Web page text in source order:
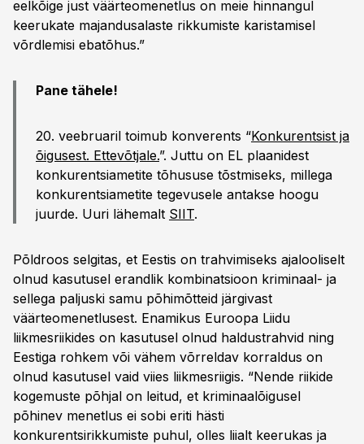
eelkõige just väärteomenetlus on meie hinnangul
keerukate majandusalaste rikkumiste karistamisel
võrdlemisi ebatõhus.”
Pane tähele!
20. veebruaril toimub konverents “Konkurentsist ja
õigusest. Ettevõtjale.”. Juttu on EL plaanidest
konkurentsiametite tõhususe tõstmiseks, millega
konkurentsiametite tegevusele antakse hoogu
juurde. Uuri lähemalt SIIT.
Põldroos selgitas, et Eestis on trahvimiseks ajalooliselt
olnud kasutusel erandlik kombinatsioon kriminaal- ja
sellega paljuski samu põhimõtteid järgivast
väärteomenetlusest. Enamikus Euroopa Liidu
liikmesriikides on kasutusel olnud haldustrahvid ning
Eestiga rohkem või vähem võrreldav korraldus on
olnud kasutusel vaid viies liikmesriigis. “Nende riikide
kogemuste põhjal on leitud, et kriminaalõigusel
põhinev menetlus ei sobi eriti hästi
konkurentsirikkumiste puhul, olles liialt keerukas ja